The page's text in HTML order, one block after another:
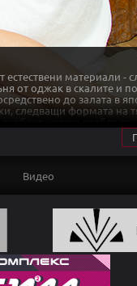
естествени материали -
от оджак в скалите и
до залата в
следващи формата на
музика в съчетание с
Видео